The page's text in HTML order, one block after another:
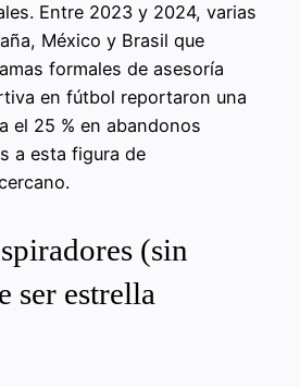
Entre 2023 y 2024, varias
México y Brasil que
formales de asesoría
en fútbol reportaron una
el 25 % en abandonos
a esta figura de
(sin
ser estrella